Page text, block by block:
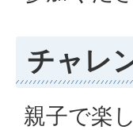
チャレ
親子で楽